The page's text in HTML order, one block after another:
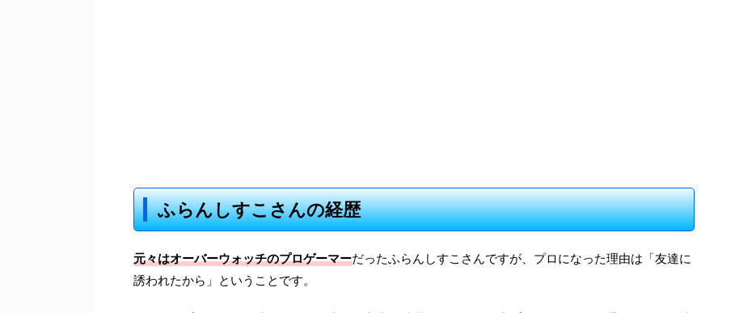
ふらんしすこさんの経歴
元々はオーバーウォッチのプロゲーマーだったふらんしすこさんですが、プロになった理由は「友達に
誘われたから」ということです。